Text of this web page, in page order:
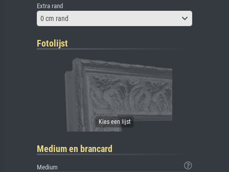
Extra rand
0 cm rand
Fotolijst
Medium en brancard
Medium